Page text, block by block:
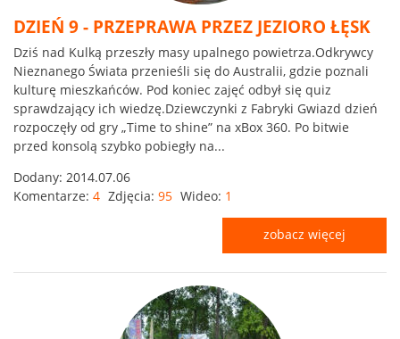
DZIEŃ 9 - PRZEPRAWA PRZEZ JEZIORO ŁĘSK
Dziś nad Kulką przeszły masy upalnego powietrza.Odkrywcy
Nieznanego Świata przenieśli się do Australii, gdzie poznali
kulturę mieszkańców. Pod koniec zajęć odbył się quiz
sprawdzający ich wiedzę.Dziewczynki z Fabryki Gwiazd dzień
rozpoczęły od gry „Time to shine” na xBox 360. Po bitwie
przed konsolą szybko pobiegły na...
Dodany: 2014.07.06
Komentarze: 4 Zdjęcia: 95 Wideo: 1
zobacz więcej